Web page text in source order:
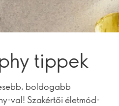
tippek
boldogabb
val! Szakértői életmód-